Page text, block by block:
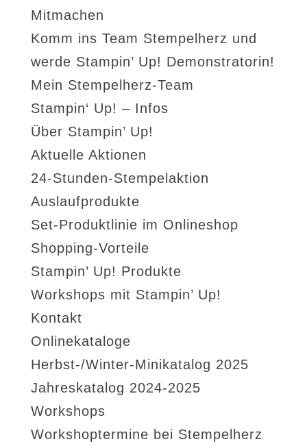
Mitmachen
Komm ins Team Stempelherz und
werde Stampin’ Up! Demonstratorin!
Mein Stempelherz-Team
Stampin‘ Up! – Infos
Über Stampin’ Up!
Aktuelle Aktionen
24-Stunden-Stempelaktion
Auslaufprodukte
Set-Produktlinie im Onlineshop
Shopping-Vorteile
Stampin’ Up! Produkte
Workshops mit Stampin’ Up!
Kontakt
Onlinekataloge
Herbst-/Winter-Minikatalog 2025
Jahreskatalog 2024-2025
Workshops
Workshoptermine bei Stempelherz